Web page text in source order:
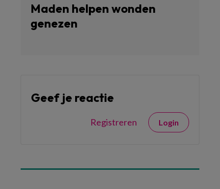
Maden helpen wonden
genezen
Geef je reactie
Registreren Login